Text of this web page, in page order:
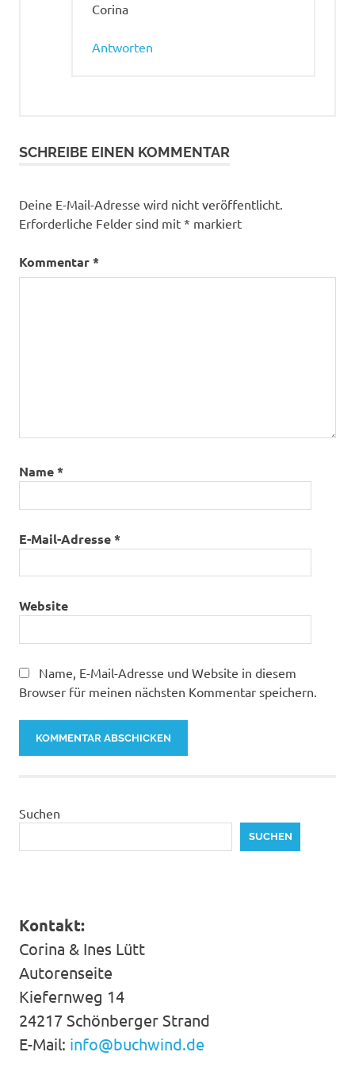
Corina
Antworten
SCHREIBE EINEN KOMMENTAR
Deine E-Mail-Adresse wird nicht veröffentlicht.
Erforderliche Felder sind mit * markiert
Kommentar*
Name*
E-Mail-Adresse*
Website
Name, E-Mail-Adresse und Website in diesem
Browser für meinen nächsten Kommentar speichern.
Suchen
SUCHEN
Kontakt:
Corina & Ines Lütt
Autorenseite
Kiefernweg 14
24217 Schönberger Strand
E-Mail: info@buchwind.de